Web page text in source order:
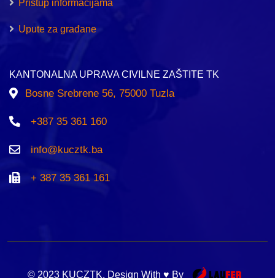
Pristup informacijama
Upute za građane
KANTONALNA UPRAVA CIVILNE ZAŠTITE TK
Bosne Srebrene 56, 75000 Tuzla
+387 35 361 160
info@kucztk.ba
+ 387 35 361 161
© 2023 KUCZTK. Design With ♥ By